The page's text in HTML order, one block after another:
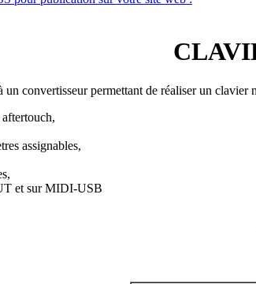
convertisseur permettant de réaliser un clavier
assignables,
et sur MIDI-USB